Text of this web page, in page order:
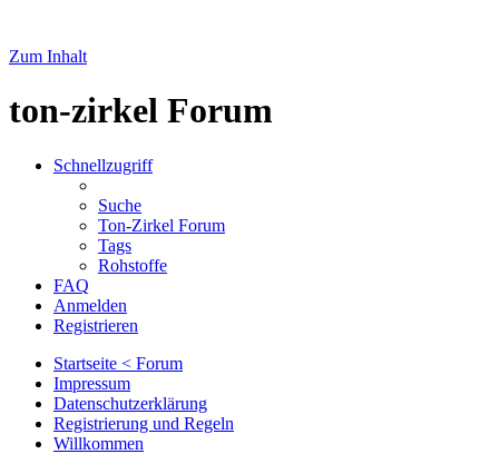
Zum Inhalt
ton-zirkel Forum
Schnellzugriff
Suche
Ton-Zirkel Forum
Tags
Rohstoffe
FAQ
Anmelden
Registrieren
Startseite < Forum
Impressum
Datenschutzerklärung
Registrierung und Regeln
Willkommen